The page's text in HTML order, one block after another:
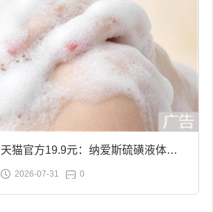
天猫官方19.9元：纳爱斯硫磺液体香
皂2斤大促
2026-07-31 0